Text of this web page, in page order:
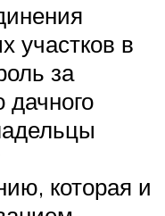
участков в
за
дачного
которая и